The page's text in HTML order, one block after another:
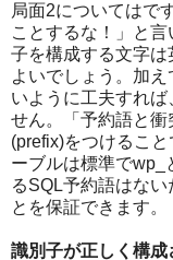
局面2についてはで
ことするな！」と
子を構成する文字
よいでしょう。加
いように工夫すれ
せん。「予約語と
(prefix)をつけるこ
ーブルは標準でwp_
るSQL予約語はな
とを保証できます。
識別子が正しく構